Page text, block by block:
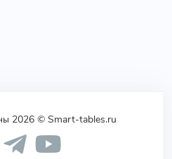
2026 © Smart-tables.ru